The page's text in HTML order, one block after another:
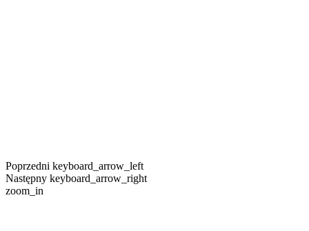
Poprzedni keyboard_arrow_left
Następny keyboard_arrow_right
zoom_in